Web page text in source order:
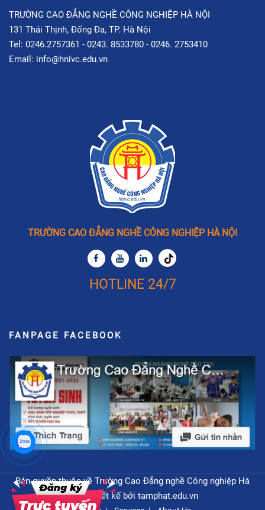
TRƯỜNG CAO ĐẲNG NGHỀ CÔNG NGHIỆP HÀ NỘI
131 Thái Thịnh, Đống Đa, TP. Hà Nội
Tel: 0246.2757361 - 0243. 8533780 - 0246. 2753410
Email: info@hnivc.edu.vn
TRƯỜNG CAO ĐẲNG NGHỀ CÔNG NGHIỆP HÀ NỘI
HOTLINE 24/7
FANPAGE FACEBOOK
Bản quyền thuộc về Trường Cao Đẳng nghề Công nghiệp Hà
Nội - Thiết kế bởi tamphat.edu.vn